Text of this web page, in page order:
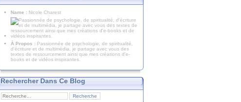
Name : Nicole Charest
À Propos : Passionnée de psychologie, de spiritualité,
d'écriture et de multimédia, je partage avec vous des
textes de ressourcement ainsi que mes créations d'e-
books et de vidéos inspirantes.
Rechercher Dans Ce Blog